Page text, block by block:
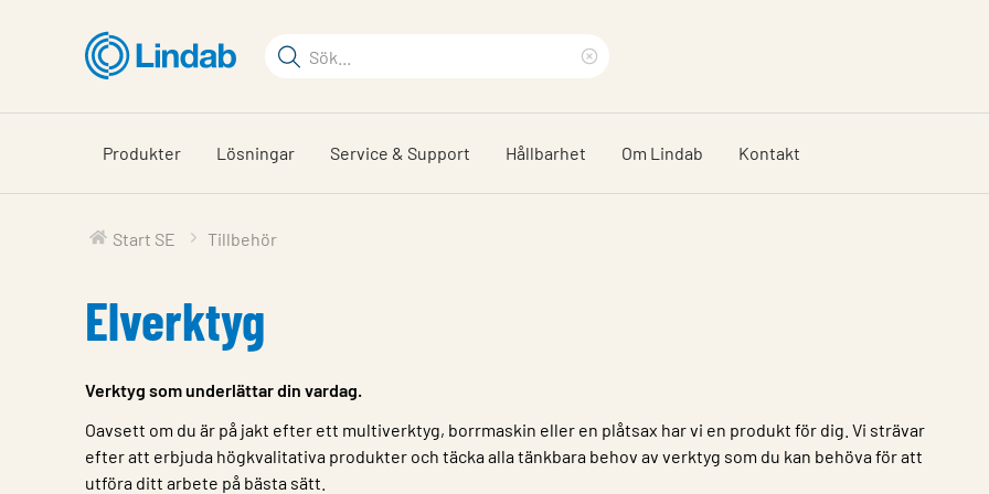
huvudinnehållet
Sökord
på
sajten
sökfras
Produkter Lösningar Service & Support Hållbarhet Om Lindab Kontakt
Start SE Tillbehör
Elverktyg
Verktyg som underlättar din vardag.
Oavsett om du är på jakt efter ett multiverktyg, borrmaskin eller en plåtsax har vi en produkt för dig. Vi strävar
efter att erbjuda högkvalitativa produkter och täcka alla tänkbara behov av verktyg som du kan behöva för att
utföra ditt arbete på bästa sätt.